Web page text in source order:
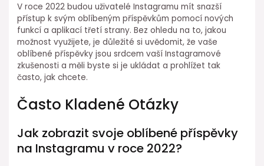
V roce 2022 budou uživatelé Instagramu mít snazší
přístup k svým oblíbeným příspěvkům pomocí nových
funkcí a aplikací třetí strany. Bez ohledu na to, jakou
možnost využijete, je důležité si uvědomit, že vaše
oblíbené příspěvky jsou srdcem vaší Instagramové
zkušenosti a měli byste si je ukládat a prohlížet tak
často, jak chcete.
Často Kladené Otázky
Jak zobrazit svoje oblíbené příspěvky
na Instagramu v roce 2022?